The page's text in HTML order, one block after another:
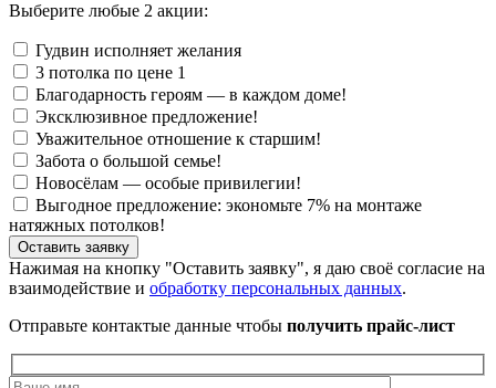
Выберите любые 2 акции:
Гудвин исполняет желания
3 потолка по цене 1
Благодарность героям — в каждом доме!
Эксклюзивное предложение!
Уважительное отношение к старшим!
Забота о большой семье!
Новосёлам — особые привилегии!
Выгодное предложение: экономьте 7% на монтаже
натяжных потолков!
Нажимая на кнопку "Оставить заявку", я даю своё согласие на
взаимодействие и обработку персональных данных.
Отправьте контактые данные чтобы получить прайс-лист